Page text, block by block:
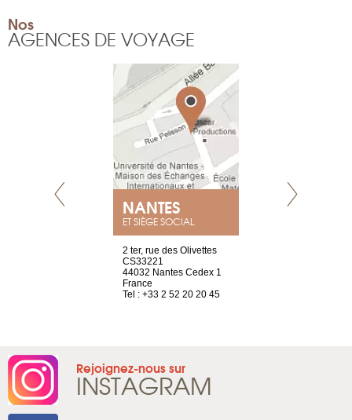
Nos
AGENCES DE VOYAGE
NANTES
ET SIÈGE SOCIAL
2 ter, rue des Olivettes
CS33221
44032 Nantes Cedex 1
France
Tel : +33 2 52 20 20 45
Rejoignez-nous sur
INSTAGRAM